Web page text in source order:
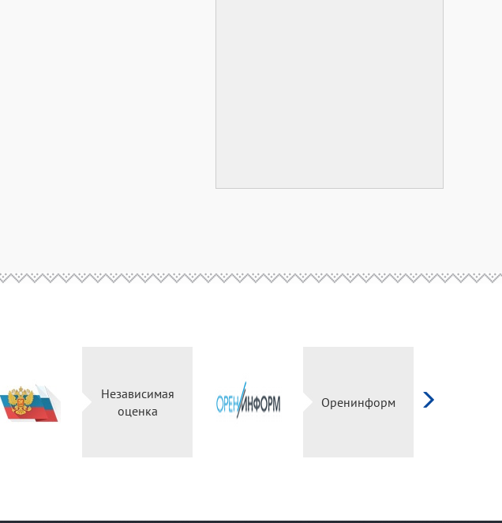
Независимая
оценка
Оренинформ